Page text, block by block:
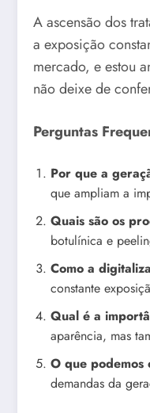
A ascensão dos
a exposição
mercado, e estou
não deixe de
Perguntas
Por que a
que ampliam a
Quais são os
botulínica e
Como a
constante
Qual é a
aparência, mas
O que podemos
demandas da